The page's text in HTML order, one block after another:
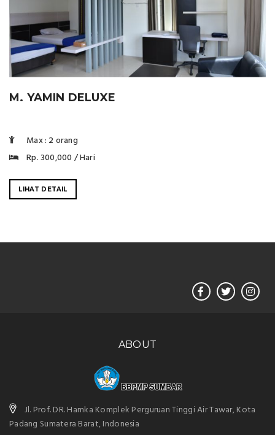
M. YAMIN DELUXE
Max : 2 orang
Rp. 300,000 / Hari
LIHAT DETAIL
ABOUT
Jl. Prof. DR. Hamka Komplek Perguruan Tinggi Air Tawar, Kota
Padang Sumatera Barat, Indonesia